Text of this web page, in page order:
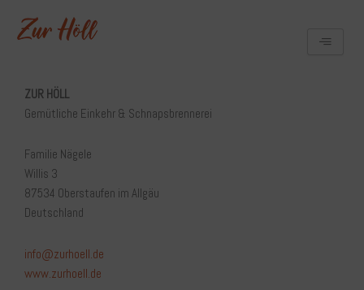
Inhalt
ZUR HÖLL
Gemütliche Einkehr & Schnapsbrennerei
Familie Nägele
Willis 3
87534 Oberstaufen im Allgäu
Deutschland
info@zurhoell.de
www.zurhoell.de